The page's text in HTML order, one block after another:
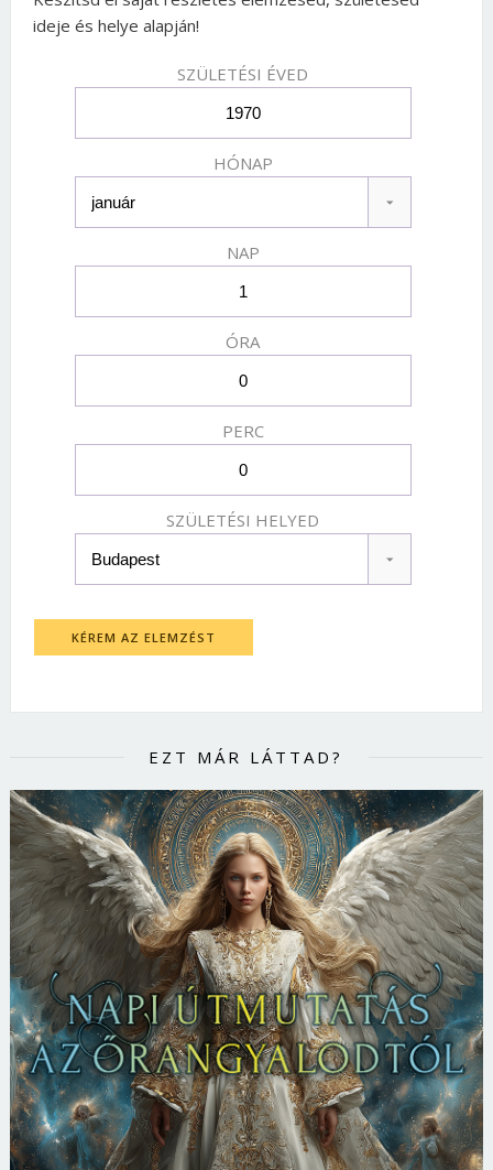
ideje és helye alapján!
SZÜLETÉSI ÉVED
HÓNAP
NAP
ÓRA
PERC
SZÜLETÉSI HELYED
KÉREM AZ ELEMZÉST
EZT MÁR LÁTTAD?